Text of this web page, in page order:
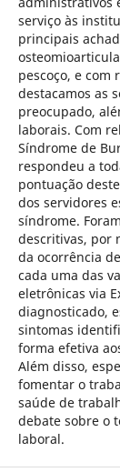
serviço às
principais
pescoço, e com
destacamos as
preocupado,
laborais. Com
Síndrome de
respondeu a
pontuação
dos servidores
síndrome.
descritivas, por
da ocorrência
cada uma das
eletrônicas via
diagnosticado,
sintomas
forma efetiva
Além disso,
fomentar o
saúde de
debate sobre o
laboral.